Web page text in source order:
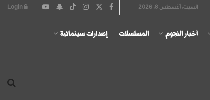
السبت, أغسطس 8, 2026
أخبار النجوم المسلسلات إصدارات سينمائية